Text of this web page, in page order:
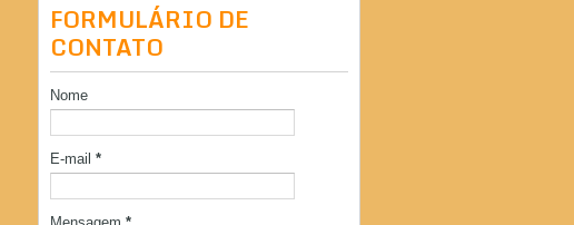
FORMULÁRIO DE
CONTATO
Nome
E-mail *